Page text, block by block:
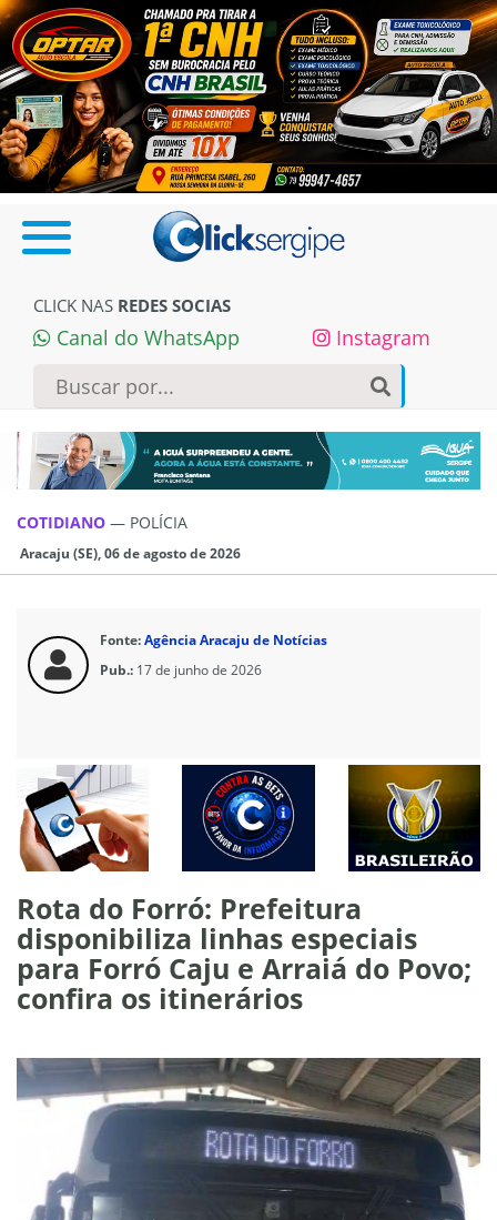
CLICK NAS REDES SOCIAS
Canal do WhatsApp Instagram
COTIDIANO — POLÍCIA
Aracaju (SE), 06 de agosto de 2026
Fonte:Agência Aracaju de Notícias
Pub.: 17 de junho de 2026
Rota do Forró: Prefeitura
disponibiliza linhas especiais
para Forró Caju e Arraiá do Povo;
confira os itinerários